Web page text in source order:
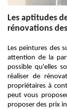
Les aptitudes
rénovations
Les peintures des
attention de la
possible qu'elles
réaliser de
propriétaires à
peut vous
proposer des prix